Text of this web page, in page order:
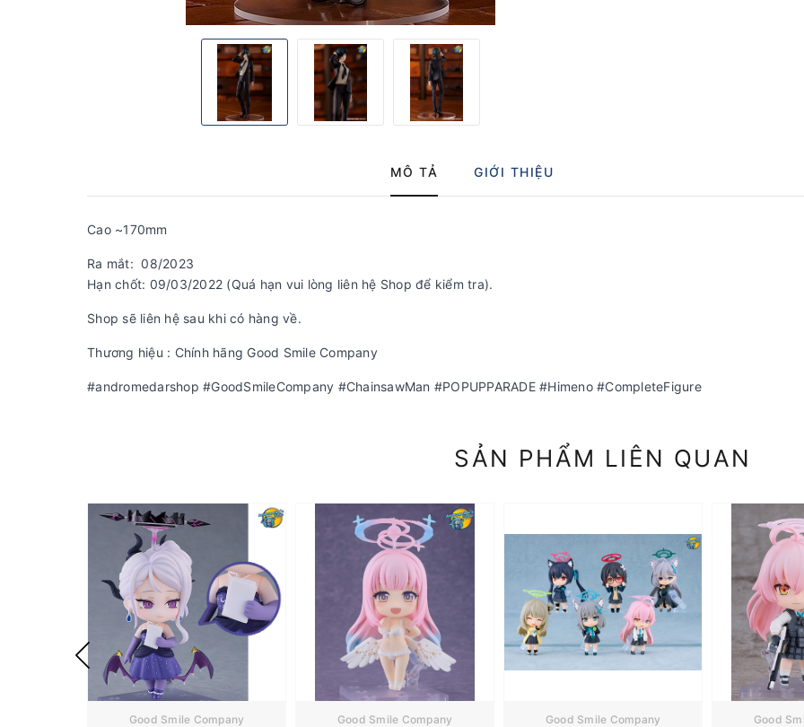
MÔ TẢ GIỚI THIỆU
Cao ~170mm
Ra mắt: 08/2023
Hạn chốt: 09/03/2022 (Quá hạn vui lòng liên hệ Shop để kiểm tra).
Shop sẽ liên hệ sau khi có hàng về.
Thương hiệu : Chính hãng Good Smile Company
#andromedarshop #GoodSmileCompany #ChainsawMan #POPUPPARADE #Himeno #CompleteFigure
SẢN PHẨM LIÊN QUAN
Good Smile Company Good Smile Company Good Smile Company Good